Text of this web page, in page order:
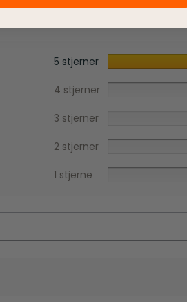
5 stjerner
4 stjerner
3 stjerner
2 stjerner
1 stjerne